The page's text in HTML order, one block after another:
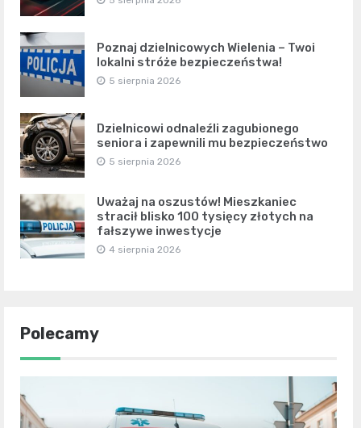
Poznaj dzielnicowych Wielenia – Twoi
lokalni stróże bezpieczeństwa!
5 sierpnia 2026
Dzielnicowi odnaleźli zagubionego
seniora i zapewnili mu bezpieczeństwo
5 sierpnia 2026
Uważaj na oszustów! Mieszkaniec
stracił blisko 100 tysięcy złotych na
fałszywe inwestycje
4 sierpnia 2026
Polecamy